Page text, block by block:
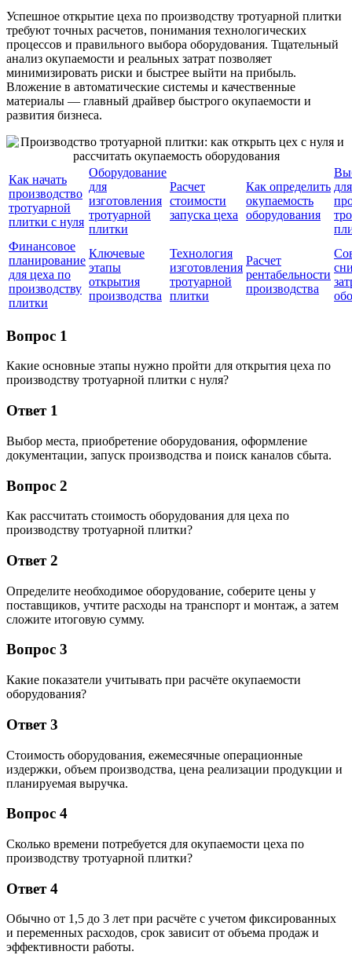
Успешное открытие цеха по производству тротуарной плитки
требуют точных расчетов, понимания технологических
процессов и правильного выбора оборудования. Тщательный
анализ окупаемости и реальных затрат позволяет
минимизировать риски и быстрее выйти на прибыль.
Вложение в автоматические системы и качественные
материалы — главный драйвер быстрого окупаемости и
развития бизнеса.
Как начать
производство
тротуарной
плитки с нуля
Оборудование
для
изготовления
тротуарной
плитки
Расчет
стоимости
запуска цеха
Как определить
окупаемость
оборудования
для
Финансовое
планирование
для цеха по
производству
плитки
Ключевые
этапы
открытия
производства
Технология
изготовления
тротуарной
плитки
Расчет
рентабельности
производства
Вопрос 1
Какие основные этапы нужно пройти для открытия цеха по
производству тротуарной плитки с нуля?
Ответ 1
Выбор места, приобретение оборудования, оформление
документации, запуск производства и поиск каналов сбыта.
Вопрос 2
Как рассчитать стоимость оборудования для цеха по
производству тротуарной плитки?
Ответ 2
Определите необходимое оборудование, соберите цены у
поставщиков, учтите расходы на транспорт и монтаж, а затем
сложите итоговую сумму.
Вопрос 3
Какие показатели учитывать при расчёте окупаемости
оборудования?
Ответ 3
Стоимость оборудования, ежемесячные операционные
издержки, объем производства, цена реализации продукции и
планируемая выручка.
Вопрос 4
Сколько времени потребуется для окупаемости цеха по
производству тротуарной плитки?
Ответ 4
Обычно от 1,5 до 3 лет при расчёте с учетом фиксированных
и переменных расходов, срок зависит от объема продаж и
эффективности работы.